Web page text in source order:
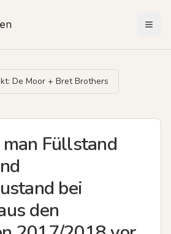
De Moor + Bret Brothers
Füllstand
bei
den